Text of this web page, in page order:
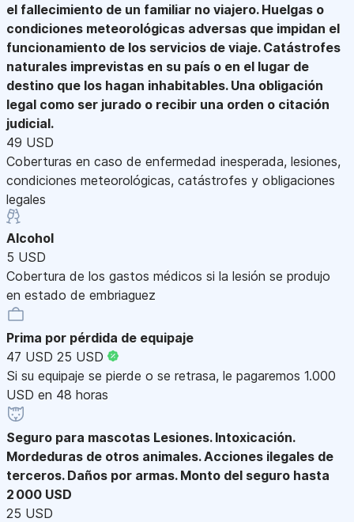
el fallecimiento de un familiar no viajero. Huelgas o
condiciones meteorológicas adversas que impidan el
funcionamiento de los servicios de viaje. Catástrofes
naturales imprevistas en su país o en el lugar de
destino que los hagan inhabitables. Una obligación
legal como ser jurado o recibir una orden o citación
judicial.
49 USD
Coberturas en caso de enfermedad inesperada, lesiones,
condiciones meteorológicas, catástrofes y obligaciones
legales
Alcohol
5 USD
Cobertura de los gastos médicos si la lesión se produjo
en estado de embriaguez
Prima por pérdida de equipaje
47 USD 25 USD
Si su equipaje se pierde o se retrasa, le pagaremos 1.000
USD en 48 horas
Seguro para mascotas Lesiones. Intoxicación.
Mordeduras de otros animales. Acciones ilegales de
terceros. Daños por armas. Monto del seguro hasta
2 000 USD
25 USD